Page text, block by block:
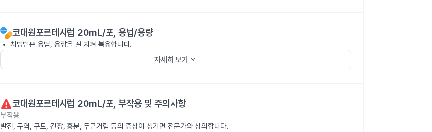
코대원포르테시럽 20mL/포, 용법/용량
처방받은 용법, 용량을 잘 지켜 복용합니다.
자세히 보기 keyboard_arrow_down
코대원포르테시럽 20mL/포, 부작용 및 주의사항
부작용
발진, 구역, 구토, 긴장, 흥분, 두근거림 등의 증상이 생기면 전문가와 상의합니다.